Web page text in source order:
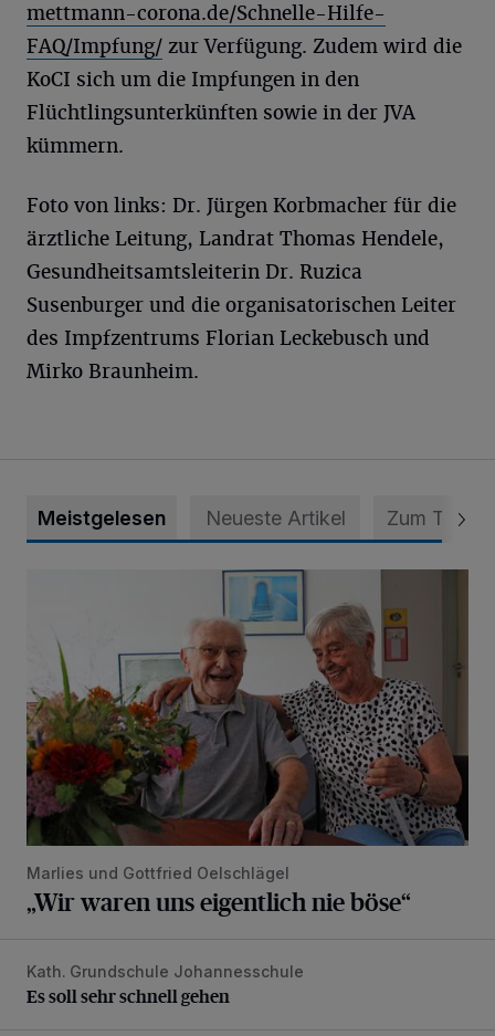
mettmann-corona.de/Schnelle-Hilfe-
FAQ/Impfung/ zur Verfügung. Zudem wird die
KoCI sich um die Impfungen in den
Flüchtlingsunterkünften sowie in der JVA
kümmern.
Foto von links: Dr. Jürgen Korbmacher für die
ärztliche Leitung, Landrat Thomas Hendele,
Gesundheitsamtsleiterin Dr. Ruzica
Susenburger und die organisatorischen Leiter
des Impfzentrums Florian Leckebusch und
Mirko Braunheim.
Meistgelesen Neueste Artikel Zum Thema
„Wir waren uns eigentlich nie böse“
Marlies und Gottfried Oelschlägel
„Wir waren uns eigentlich nie böse“
Es soll sehr schnell gehen
Kath. Grundschule Johannesschule
Es soll sehr schnell gehen